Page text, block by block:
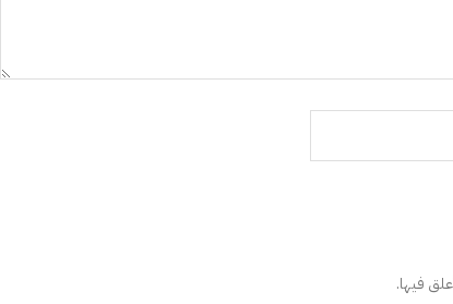
فيها.